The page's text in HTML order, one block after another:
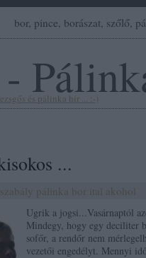
bor, pince, borászat, szőlő,
és pálinka hír ... :-)
...
pálinka bor ital akohol
Ugrik a jogsi...Vasárnaptól
Mindegy, hogy egy deciliter
sofőr, a rendőr nem
vezetői engedélyt. Mennyi